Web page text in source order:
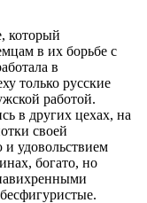
который
в их борьбе с
в
только русские
работой.
в других цехах, на
своей
удовольствием
богато, но